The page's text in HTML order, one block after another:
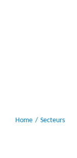
Home Secteurs